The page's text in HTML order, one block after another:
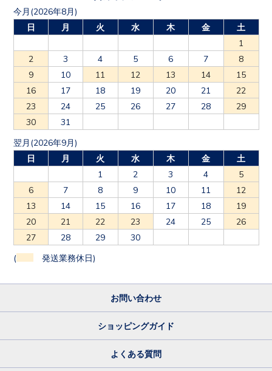
今月(2026年8月)
日
月 火 水 木 金
土
1
2
3 4 5 6 7
8
9
10 11 12 13 14
15
16
17 18 19 20 21
22
23
24 25 26 27 28
29
30
31
翌月(2026年9月)
日
月 火 水 木 金
土
1
2 3 4
5
6
7 8 9 10 11
12
13
14 15 16 17 18
19
20
21 22 23 24 25
26
27
28 29 30
( 発送業務休日)
お問い合わせ
ショッピングガイド
よくある質問